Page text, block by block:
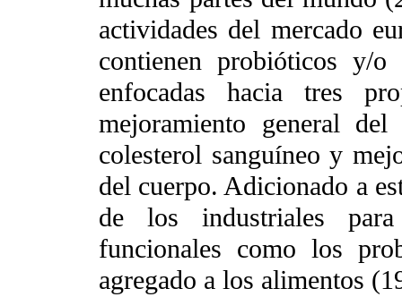
actividades del mercado
contienen probióticos y/o
enfocadas hacia tres
mejoramiento general
colesterol sanguíneo y
del cuerpo. Adicionado a
de los industriales
funcionales como los
agregado a los alimentos